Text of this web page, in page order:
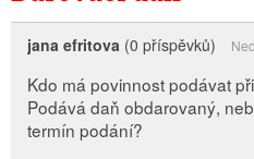
jana efritova (0 příspěvků)
Kdo má povinnost podávat
Podává daň obdarovaný,
termín podání?